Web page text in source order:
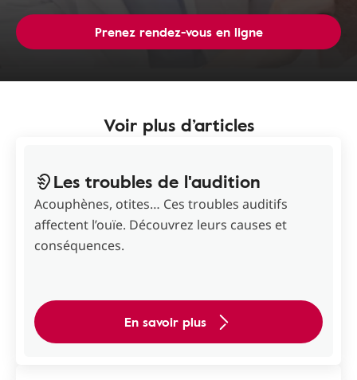
Prenez rendez-vous en ligne
Voir plus d’articles
Les troubles de l'audition
Acouphènes, otites… Ces troubles auditifs
affectent l’ouïe. Découvrez leurs causes et
conséquences.
En savoir plus